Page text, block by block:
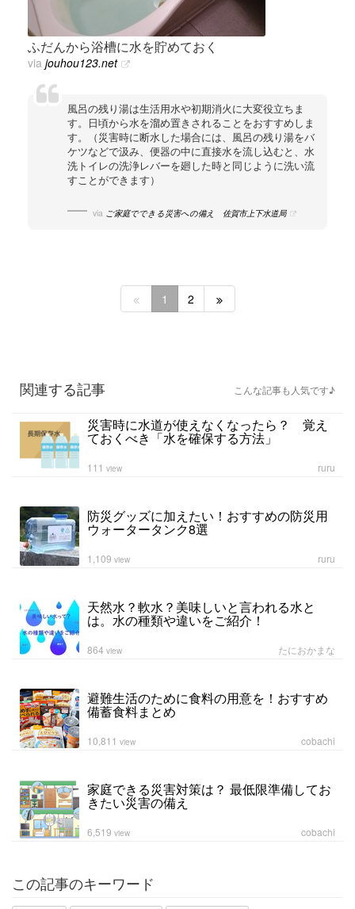
ふだんから浴槽に水を貯めておく
via jouhou123.net
風呂の残り湯は生活用水や初期消火に大変役立ちま
す。日頃から水を溜め置きされることをおすすめしま
す。（災害時に断水した場合には、風呂の残り湯をバ
ケツなどで汲み、便器の中に直接水を流し込むと、水
洗トイレの洗浄レバーを廻した時と同じように洗い流
すことができます）
via ご家庭でできる災害への備え 佐賀市上下水道局
1 2
関連する記事 こんな記事も人気です♪
災害時に水道が使えなくなったら？ 覚え
ておくべき「水を確保する方法」
ruru
111 view
防災グッズに加えたい！おすすめの防災用
ウォータータンク8選
ruru
1,109 view
天然水？軟水？美味しいと言われる水と
は。水の種類や違いをご紹介！
たにおかまな
864 view
避難生活のために食料の用意を！おすすめ
備蓄食料まとめ
cobachi
10,811 view
家庭できる災害対策は？ 最低限準備してお
きたい災害の備え
cobachi
6,519 view
この記事のキーワード